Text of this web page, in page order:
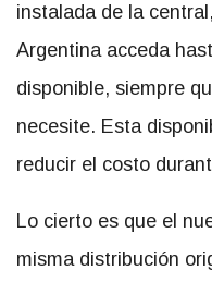
instalada de la
Argentina acceda
disponible, siempre
necesite. Esta
reducir el costo
Lo cierto es que el
misma distribución